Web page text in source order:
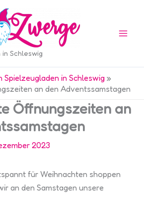
Schleswig
Spielzeugladen in Schleswig »
an den Adventssamstagen
Öffnungszeiten an
2023
für Weihnachten shoppen
an den Samstagen unsere